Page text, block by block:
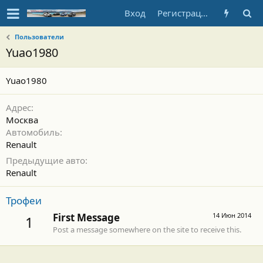
Вход Регистрация
Пользователи
Yuao1980
Yuao1980
Адрес
Москва
Автомобиль
Renault
Предыдущие авто
Renault
Трофеи
1 14 Июн 2014
First Message
Post a message somewhere on the site to receive this.